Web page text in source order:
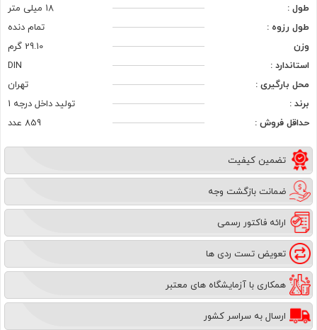
طول :
18 میلی متر
طول رزوه :
تمام دنده
وزن
29.10 گرم
استاندارد :
DIN
محل بارگیری :
تهران
برند :
تولید داخل درجه 1
حداقل فروش :
859 عدد
تضمین کیفیت
ضمانت بازگشت وجه
ارائه فاکتور رسمی
تعویض تست ردی ها
همکاری با آزمایشگاه های معتبر
ارسال به سراسر کشور